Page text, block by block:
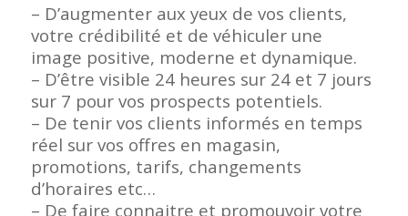
– D’augmenter aux yeux de vos clients,
votre crédibilité et de véhiculer une
image positive, moderne et dynamique.
– D’être visible 24 heures sur 24 et 7 jours
sur 7 pour vos prospects potentiels.
– De tenir vos clients informés en temps
réel sur vos offres en magasin,
promotions, tarifs, changements
d’horaires etc…
– De faire connaitre et promouvoir votre